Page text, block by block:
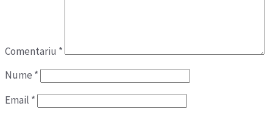
Comentariu *
Nume *
Email *